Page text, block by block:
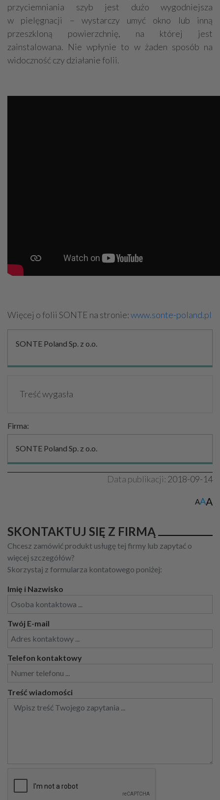
przyciemniania szyb jest dużo wygodniejsza
w pielęgnacji – wystarczy umyć okno lub inną
przeszkloną powierzchnię, na której jest
zainstalowana. Nie wpłynie to w żaden sposób na
widoczność czy działanie folii.
Więcej o folii SONTE na stronie:www.sonte-poland.pl
SONTE Poland Sp. z o.o.
Treść wygasła
Firma:
SONTE Poland Sp. z o.o.
Data publikacji: 2018-09-14
AAA
SKONTAKTUJ SIĘ Z FIRMĄ
Chcesz zamówić produkt usługę tej firmy lub zapytać o
więcej szczegółów?
Skorzystaj z formularza kontatowego poniżej:
Imię i Nazwisko
Twój E-mail
Telefon kontaktowy
Treść wiadomości